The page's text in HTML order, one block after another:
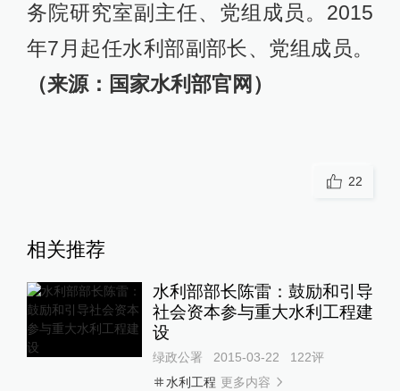
务院研究室副主任、党组成员。2015
年7月起任水利部副部长、党组成员。
（来源：国家水利部官网）
22
相关推荐
水利部部长陈雷：鼓励和引导
社会资本参与重大水利工程建
设
绿政公署 2015-03-22 122评
水利工程 更多内容